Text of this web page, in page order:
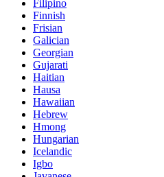
Filipino
Finnish
Frisian
Galician
Georgian
Gujarati
Haitian
Hausa
Hawaiian
Hebrew
Hmong
Hungarian
Icelandic
Igbo